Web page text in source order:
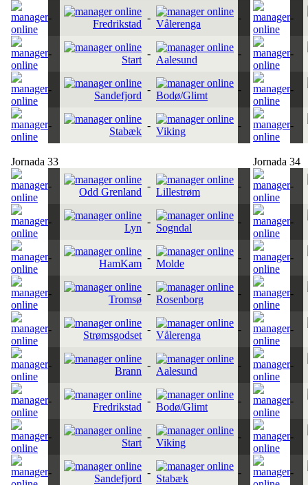
-
Fredrikstad
-
Vålerenga
- -
-
Start
-
Aalesund
- -
-
Sandefjord
-
Bodø/Glimt
- -
-
Stabæk
-
Viking
- -
Jornada 33 Jornada 34
-
Odd Grenland
-
Lillestrøm
- -
-
Lyn
-
Sogndal
- -
-
HamKam
-
Molde
- -
-
Tromsø
-
Rosenborg
- -
-
Strømsgodset
-
Vålerenga
- -
-
Brann
-
Aalesund
- -
-
Fredrikstad
-
Bodø/Glimt
- -
-
Start
-
Viking
- -
-
Sandefjord
-
Stabæk
- -